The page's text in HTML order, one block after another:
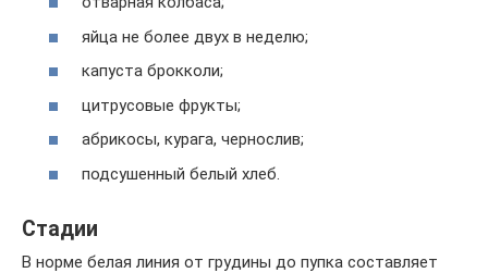
яйца не более двух в неделю;
капуста брокколи;
цитрусовые фрукты;
абрикосы, курага, чернослив;
подсушенный белый хлеб.
Стадии
В норме белая линия от грудины до пупка составляет